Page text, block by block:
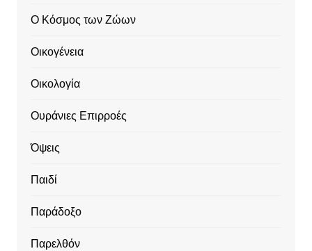
Ο Κόσμος των Ζώων
Οικογένεια
Οικολογία
Ουράνιες Επιρροές
Όψεις
Παιδί
Παράδοξο
Παρελθόν